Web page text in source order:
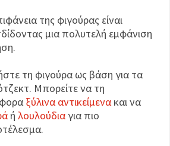
της φιγούρας είναι
μια πολυτελή εμφάνιση
τη φιγούρα ως βάση για τα
Μπορείτε να τη
ξύλινα αντικείμενα και να
ή λουλούδιαγια πιο